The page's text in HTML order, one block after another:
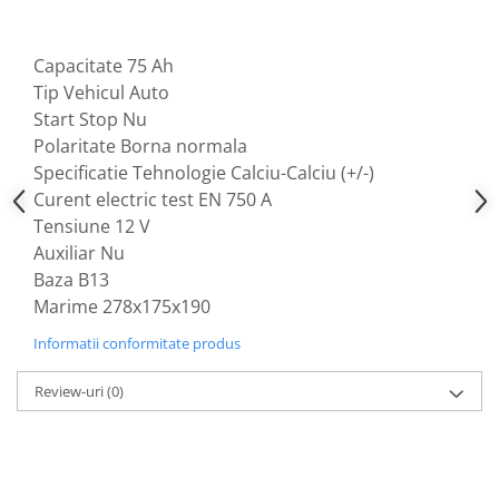
Capacitate 75 Ah
Tip Vehicul Auto
Start Stop Nu
Polaritate Borna normala
Specificatie Tehnologie Calciu-Calciu (+/-)
Curent electric test EN 750 A
Tensiune 12 V
Auxiliar Nu
Baza B13
Marime 278x175x190
Informatii conformitate produs
Review-uri(0)